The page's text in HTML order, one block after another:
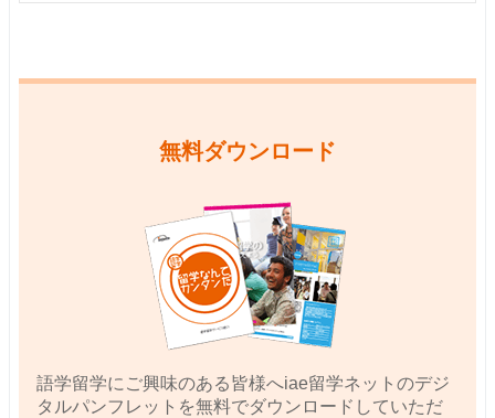
無料ダウンロード
語学留学にご興味のある皆様へiae留学ネットのデジ
タルパンフレットを無料でダウンロードしていただ